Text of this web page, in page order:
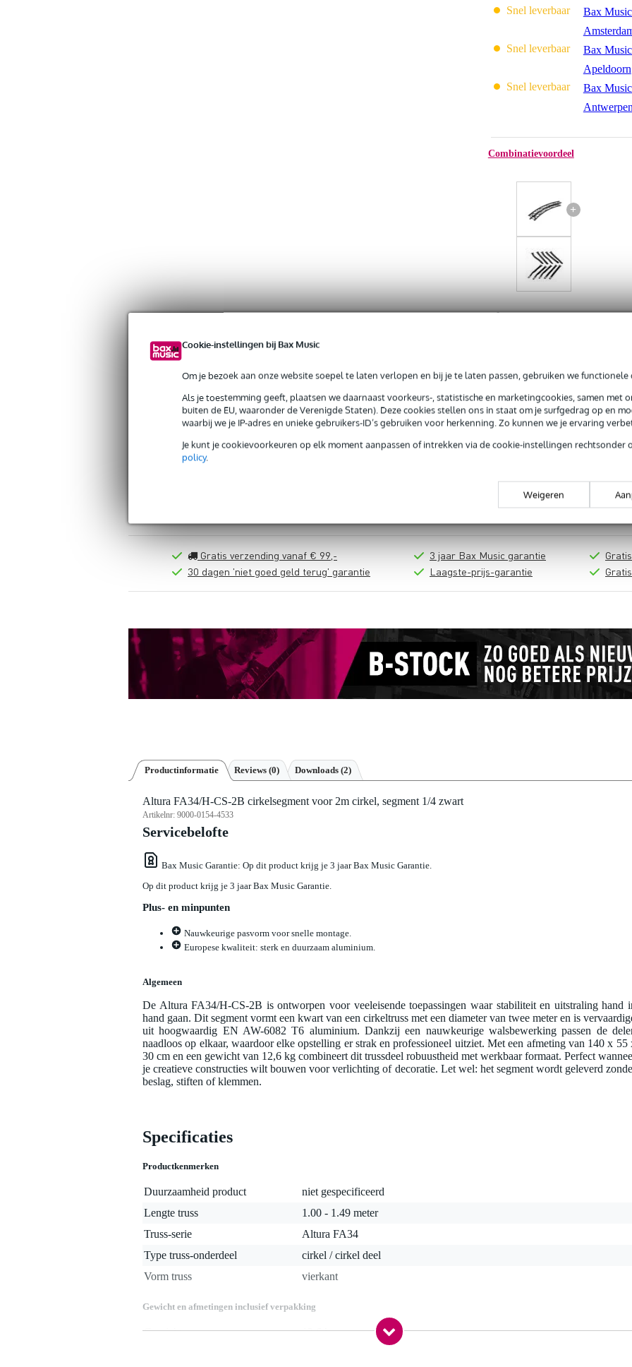
Cookie-instellingen bij Bax Music
Om je bezoek aan onze website soepel te laten verlopen en bij je te laten passen, gebruiken we functionele
Als je toestemming geeft, plaatsen we daarnaast voorkeurs-, statistische en marketingcookies, samen met
buiten de EU, waaronder de Verenigde Staten). Deze cookies stellen ons in staat om je surfgedrag op en
waarbij we je IP-adres en unieke gebruikers-ID’s gebruiken voor herkenning. Zo kunnen we je ervaring
Je kunt je cookievoorkeuren op elk moment aanpassen of intrekken via de cookie-instellingen rechtsonder
policy.
Weigeren
Snel leverbaar
Bax
Snel leverbaar
Bax
Apeldoorn
Snel leverbaar
Bax
Antwerpen
Combinatievoordeel
+
Altura FA34/H-CS-2B +
Nu als combinatie voor
In mijn winkelwagen
Productinformatie
Gratis verzending vanaf € 99,-
30 dagen 'niet goed geld terug' garantie
3 jaar Bax Music garantie
Laagste-prijs-garantie
Productinformatie Reviews (0) Downloads (2)
Altura FA34/H-CS-2B cirkelsegment voor 2m cirkel, segment 1/4 zwart
Artikelnr: 9000-0154-4533
Servicebelofte
Bax Music Garantie: Op dit product krijg je 3 jaar Bax Music Garantie.
Op dit product krijg je 3 jaar Bax Music Garantie.
Plus- en minpunten
Nauwkeurige pasvorm voor snelle montage.
Europese kwaliteit: sterk en duurzaam aluminium.
Algemeen
De Altura FA34/H-CS-2B is ontworpen voor veeleisende toepassingen waar stabiliteit en uitstraling hand
hand gaan. Dit segment vormt een kwart van een cirkeltruss met een diameter van twee meter en is
uit hoogwaardig EN AW-6082 T6 aluminium. Dankzij een nauwkeurige walsbewerking passen de
naadloos op elkaar, waardoor elke opstelling er strak en professioneel uitziet. Met een afmeting van 140 x 55
30 cm en een gewicht van 12,6 kg combineert dit trussdeel robuustheid met werkbaar formaat. Perfect
je creatieve constructies wilt bouwen voor verlichting of decoratie. Let wel: het segment wordt geleverd
beslag, stiften of klemmen.
Specificaties
Productkenmerken
Duurzaamheid product
niet gespecificeerd
Lengte truss
1.00 - 1.49 meter
Truss-serie
Altura FA34
Type truss-onderdeel
cirkel / cirkel deel
Vorm truss
vierkant
Gewicht en afmetingen inclusief verpakking
Gewicht(incl. verpakking)
12,6 kg